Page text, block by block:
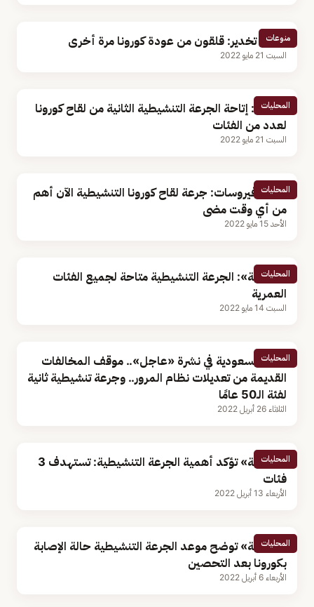
منوعات
أستاذ تخدير: قلقون من عودة كورونا مرة أخرى
السبت 21 مايو 2022
المحليات
الصحة: إتاحة الجرعة التنشيطية الثانية من لقاح كورونا
لعدد من الفئات
السبت 21 مايو 2022
المحليات
أستاذ فيروسات: جرعة لقاح كورونا التنشيطية الآن أهم
من أي وقت مضى
الأحد 15 مايو 2022
المحليات
«الصحة»: الجرعة التنشيطية متاحة لجميع الفئات
العمرية
السبت 14 مايو 2022
المحليات
أخبار السعودية في نشرة «عاجل».. موقف المخالفات
القديمة من تعديلات نظام المرور.. وجرعة تنشيطية ثانية
لفئة الـ50 عامًا
الثلاثاء 26 أبريل 2022
المحليات
«الصحة» تؤكد أهمية الجرعة التنشيطية: تستهدف 3
فئات
الأربعاء 13 أبريل 2022
المحليات
«الصحة» توضح موعد الجرعة التنشيطية حالة الإصابة
بكورونا بعد التحصين
الأربعاء 6 أبريل 2022